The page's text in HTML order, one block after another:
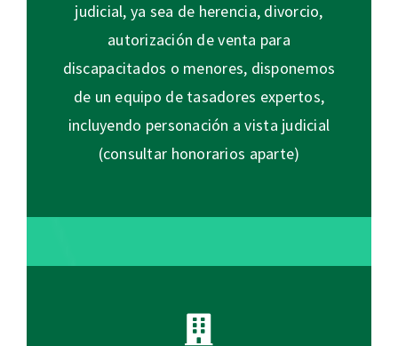
judicial, ya sea de herencia, divorcio,
autorización de venta para
discapacitados o menores, disponemos
de un equipo de tasadores expertos,
incluyendo personación a vista judicial
(consultar honorarios aparte)